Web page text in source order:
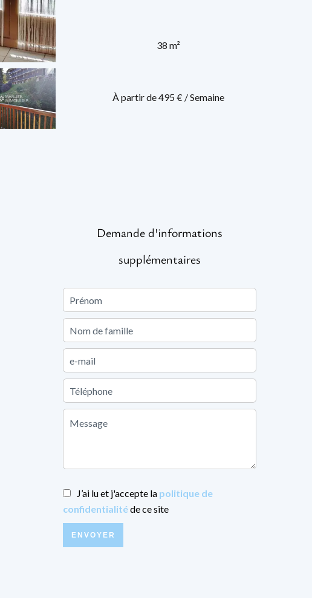
38 m²
À partir de 495 € / Semaine
Demande d'informations
supplémentaires
J’ai lu et j'accepte la politique de
confidentialitéde ce site
ENVOYER